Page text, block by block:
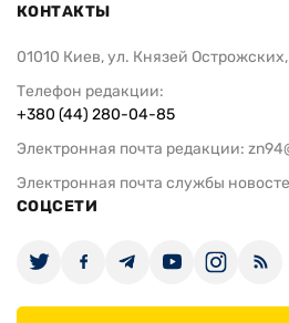
КОНТАКТЫ
01010 Киев, ул. Князей Острожских,
Телефон редакции:
+380 (44) 280-04-85
Электронная почта редакции:
Электронная почта службы
СОЦСЕТИ